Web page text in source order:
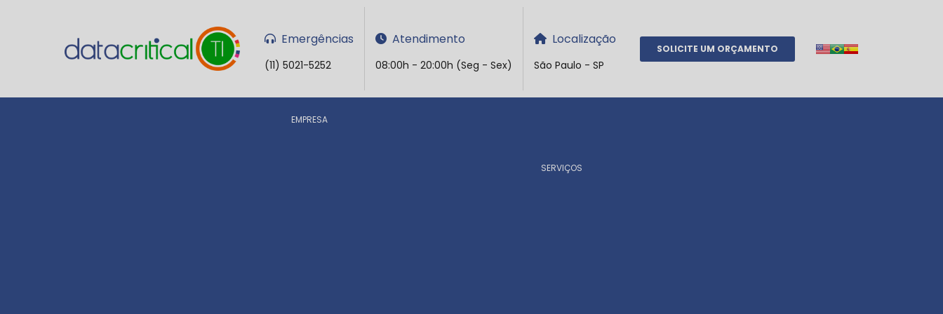
Emergências
(11) 5021-5252
Atendimento
08:00h - 20:00h (Seg - Sex)
Localização
São Paulo - SP
SOLICITE UM ORÇAMENTO
EMPRESA
SERVIÇOS